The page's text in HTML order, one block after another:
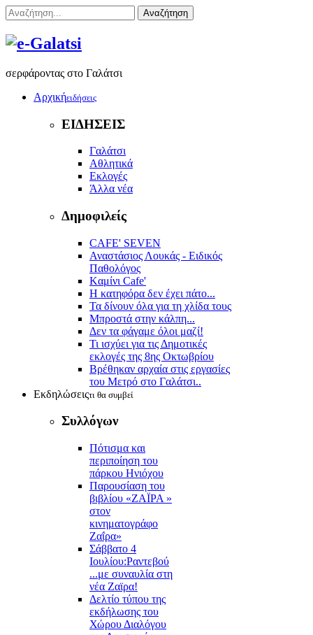
Αναζήτηση
σερφάροντας στο Γαλάτσι
Αρχικήειδήσεις
ΕΙΔΗΣΕΙΣ
Γαλάτσι
Αθλητικά
Εκλογές
Άλλα νέα
Δημοφιλείς
CAFE' SEVEN
Αναστάσιος Λουκάς - Ειδικός
Παθολόγος
Kαμίνι Cafe'
Η κατηφόρα δεν έχει πάτο...
Τα δίνουν όλα για τη χλίδα τους
Μπροστά στην κάλπη...
Δεν τα φάγαμε όλοι μαζί!
Τι ισχύει για τις Δημοτικές
εκλογές της 8ης Οκτωβρίου
Βρέθηκαν αρχαία στις εργασίες
του Μετρό στο Γαλάτσι..
Εκδηλώσειςτι θα συμβεί
Συλλόγων
Πότισμα και
περιποίηση του
πάρκου Ηνιόχου
Παρουσίαση του
βιβλίου «ΖΑΪΡΑ »
στον
κινηματογράφο
Ζαΐρα»
Σάββατο 4
Ιουλίου:Ραντεβού
...με συναυλία στη
νέα Ζαϊρα!
Δελτίο τύπου της
εκδήλωσης του
Χώρου Διαλόγου